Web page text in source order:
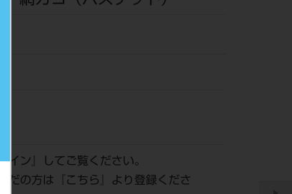
イン 』してご覧ください。
だの方は『
こちら
』より登録くださ